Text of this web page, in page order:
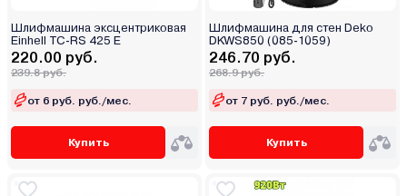
Шлифмашина эксцентриковая
Einhell TC-RS 425 E
220.00 руб.
239.8 руб.
от 6 руб. руб./мес.
Купить
Шлифмашина для стен Deko
DKWS850 (085-1059)
246.70 руб.
268.9 руб.
от 7 руб. руб./мес.
Купить